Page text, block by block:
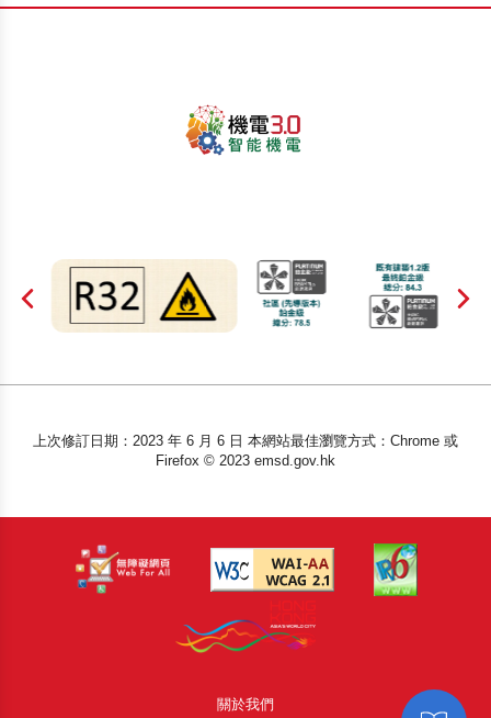
上次修訂日期：2023 年 6 月 6 日 本網站最佳瀏覽方式：Chrome 或
Firefox © 2023 emsd.gov.hk
關於我們